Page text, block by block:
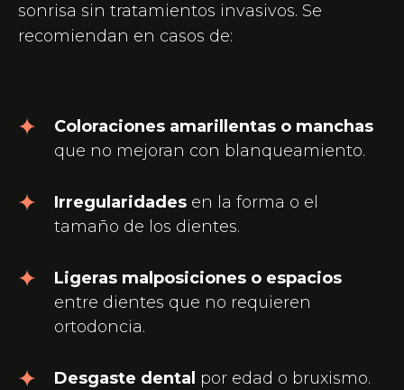
sonrisa sin tratamientos invasivos. Se
recomiendan en casos de:
Coloraciones amarillentas o manchas
que no mejoran con blanqueamiento.
Irregularidades en la forma o el
tamaño de los dientes.
Ligeras malposiciones o espacios
entre dientes que no requieren
ortodoncia.
Desgaste dental por edad o bruxismo.